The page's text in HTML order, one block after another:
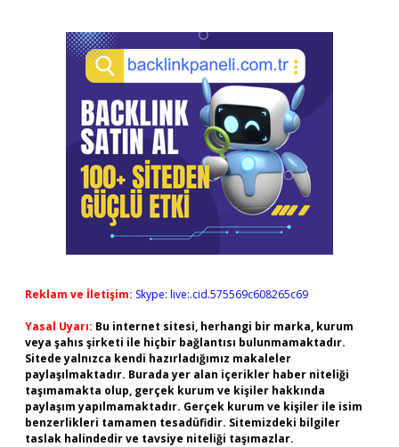
Reklam ve İletişim: Skype: live:.cid.575569c608265c69
Yasal Uyarı: Bu internet sitesi, herhangi bir marka, kurum
veya şahıs şirketi ile hiçbir bağlantısı bulunmamaktadır.
Sitede yalnızca kendi hazırladığımız makaleler
paylaşılmaktadır. Burada yer alan içerikler haber niteliği
taşımamakta olup, gerçek kurum ve kişiler hakkında
paylaşım yapılmamaktadır. Gerçek kurum ve kişiler ile isim
benzerlikleri tamamen tesadüfidir. Sitemizdeki bilgiler
taslak halindedir ve tavsiye niteliği taşımazlar.